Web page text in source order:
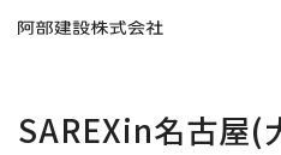
SAREXin名古屋(